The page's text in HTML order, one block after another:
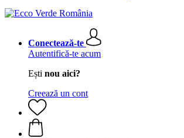
Conectează-te
Autentifică-te acum
Ești nou aici?
Creează un cont